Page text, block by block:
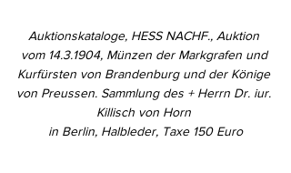
Auktionskataloge, HESS NACHF., Auktion
vom 14.3.1904, Münzen der Markgrafen und
Kurfürsten von Brandenburg und der Könige
von Preussen. Sammlung des + Herrn Dr. iur.
Killisch von Horn
in Berlin, Halbleder, Taxe 150 Euro